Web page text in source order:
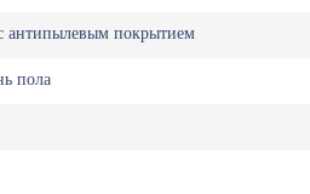
антипылевым покрытием
пола